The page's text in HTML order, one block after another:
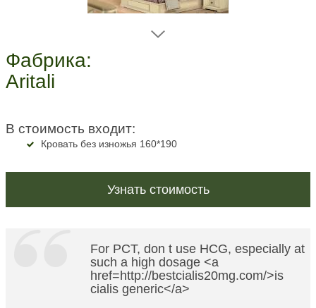
Фабрика:
Aritali
В стоимость входит:
Кровать без изножья 160*190
Узнать стоимость
For PCT, don t use HCG, especially at
such a high dosage <a
href=http://bestcialis20mg.com/>is
cialis generic</a>